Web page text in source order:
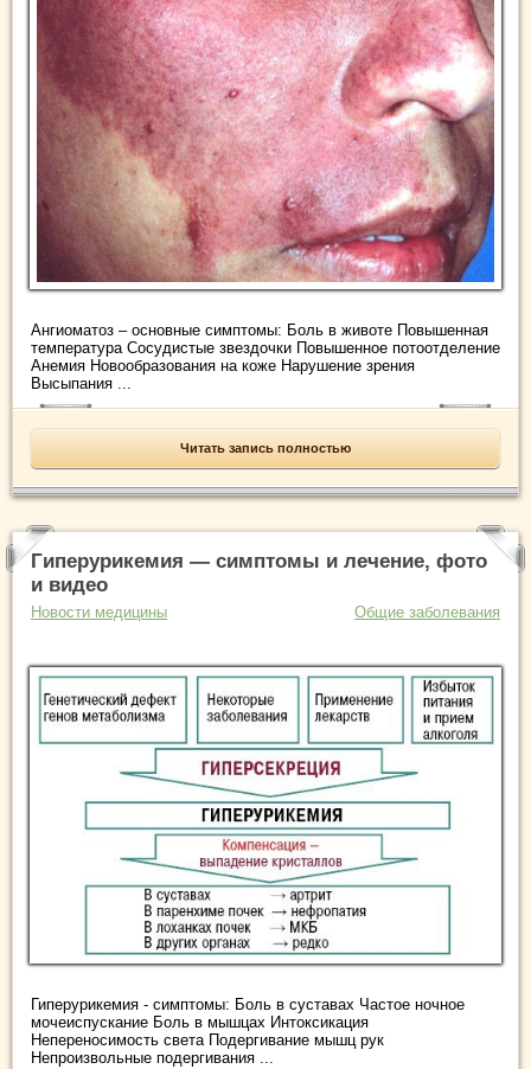
Ангиоматоз – основные симптомы: Боль в животе Повышенная
температура Сосудистые звездочки Повышенное потоотделение
Анемия Новообразования на коже Нарушение зрения
Высыпания ...
Читать запись полностью
Гиперурикемия — симптомы и лечение, фото
и видео
Новости медицины Общие заболевания
Гиперурикемия - симптомы: Боль в суставах Частое ночное
мочеиспускание Боль в мышцах Интоксикация
Непереносимость света Подергивание мышц рук
Непроизвольные подергивания ...